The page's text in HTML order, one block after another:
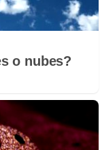
o nubes?